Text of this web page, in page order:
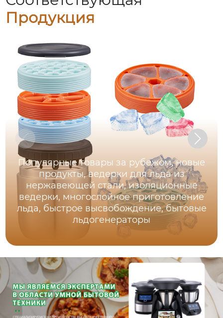
Продукция
Популярные товары за рубежом, новые
продукты, ведерки для льда из
нержавеющей стали, изоляционные
ведерки, многослойное приготовление
льда, быстрое высвобождение, бытовые
льдогенераторы